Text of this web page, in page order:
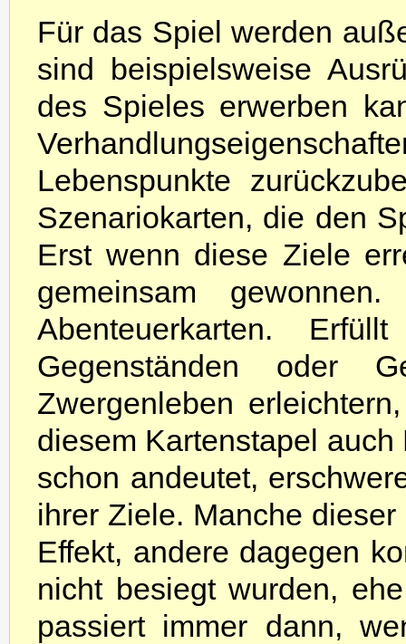
Für das Spiel werden
sind beispielsweise
des Spieles erwerben
Lebenspunkte
Szenariokarten, die den
Erst wenn diese Ziele
gemeinsam
Abenteuerkarten.
Gegenständen oder
Zwergenleben
diesem Kartenstapel
schon andeutet,
ihrer Ziele. Manche
Effekt, andere dagegen
nicht besiegt wurden,
passiert immer dann,